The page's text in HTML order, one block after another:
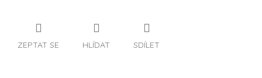
ZEPTAT SE HLÍDAT SDÍLET